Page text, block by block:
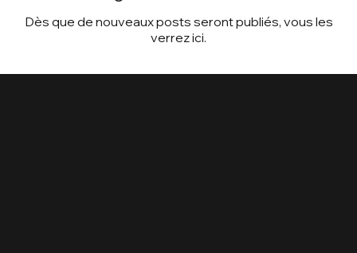
Dès que de nouveaux posts seront publiés, vous les
verrez ici.